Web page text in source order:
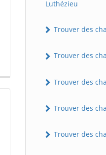
Luthézieu
Trouver des
Trouver des
Trouver des
Trouver des
Trouver des